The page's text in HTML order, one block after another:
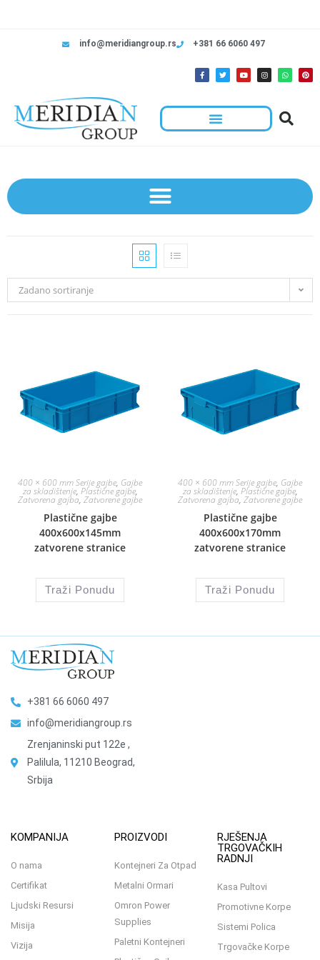
info@meridiangroup.rs +381 66 6060 497
Zadano sortiranje
400 × 600 mm Serije gajbe, Gajbe
za skladištenje, Plastične gajbe,
Zatvorena gajba, Zatvorene gajbe
Plastične gajbe
400x600x145mm
zatvorene stranice
Traži Ponudu
400 × 600 mm Serije gajbe, Gajbe
za skladištenje, Plastične gajbe,
Zatvorena gajba, Zatvorene gajbe
Plastične gajbe
400x600x170mm
zatvorene stranice
Traži Ponudu
+381 66 6060 497
info@meridiangroup.rs
Zrenjaninski put 122e ,
Palilula, 11210 Beograd,
Srbija
KOMPANIJA
O nama
Certifikat
Ljudski Resursi
Misija
Vizija
PROIZVODI
Kontejneri Za Otpad
Metalni Ormari
Omron Power
Supplies
Paletni Kontejneri
RJEŠENJA
TRGOVAČKIH
RADNJI
Kasa Pultovi
Promotivne Korpe
Sistemi Polica
Trgovačke Korpe